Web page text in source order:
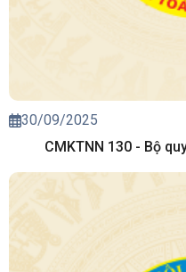
30/09/2025
CMKTNN 130 - Bộ